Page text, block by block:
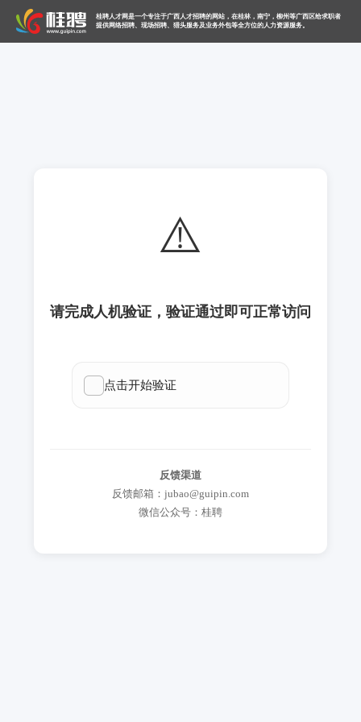
桂聘人才网是一个专注于广西人才招聘的网站，在桂林，南宁，柳州等广西区给求职者
提供网络招聘、现场招聘、猎头服务及业务外包等全方位的人力资源服务。
⚠️
请完成人机验证，验证通过即可正常访问
反馈渠道
反馈邮箱：jubao@guipin.com
微信公众号：桂聘